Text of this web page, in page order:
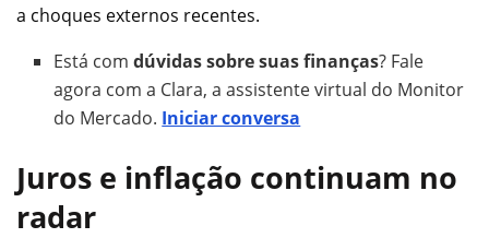
a choques externos recentes.
Está comdúvidas sobre suas finanças? Fale
agora com a Clara, a assistente virtual do Monitor
do Mercado. Iniciar conversa
Juros e inflação continuam no
radar